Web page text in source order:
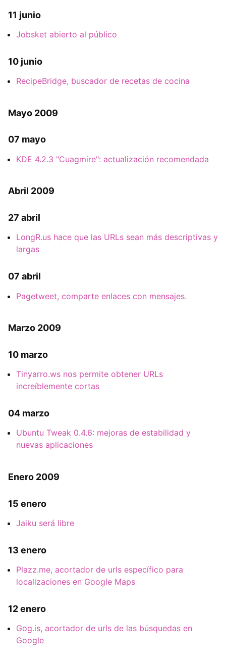
11 junio
Jobsket abierto al público
10 junio
RecipeBridge, buscador de recetas de cocina
Mayo 2009
07 mayo
KDE 4.2.3 "Cuagmire": actualización recomendada
Abril 2009
27 abril
LongR.us hace que las URLs sean más descriptivas y
largas
07 abril
Pagetweet, comparte enlaces con mensajes.
Marzo 2009
10 marzo
Tinyarro.ws nos permite obtener URLs
increíblemente cortas
04 marzo
Ubuntu Tweak 0.4.6: mejoras de estabilidad y
nuevas aplicaciones
Enero 2009
15 enero
Jaiku será libre
13 enero
Plazz.me, acortador de urls específico para
localizaciones en Google Maps
12 enero
Gog.is, acortador de urls de las búsquedas en
Google